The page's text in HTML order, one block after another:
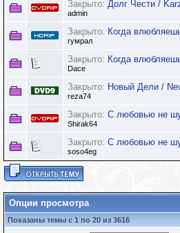
Закрыто: Долг Чести /
admin
Закрыто: Когда
гумрал
Закрыто: Когда
Dace
Закрыто: Новый Дели /
reza74
Закрыто: С любовью не
Shirak64
Закрыто: С любовью не
soso4eg
Опции просмотра
Показаны темы с 1 по 20 из 3616